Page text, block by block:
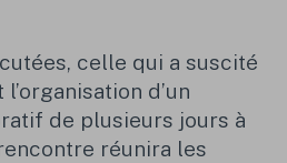
celle qui a suscité
d’un
de plusieurs jours à
réunira les